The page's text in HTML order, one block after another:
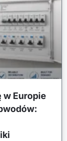
w Europie